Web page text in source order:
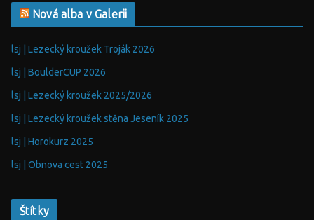
Nová alba v Galerii
lsj | Lezecký kroužek Troják 2026
lsj | BoulderCUP 2026
lsj | Lezecký kroužek 2025/2026
lsj | Lezecký kroužek stěna Jeseník 2025
lsj | Horokurz 2025
lsj | Obnova cest 2025
Štítky